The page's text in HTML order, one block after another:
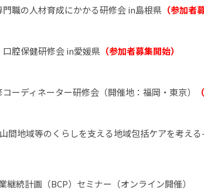
職の人材育成にかかる研修会 in島根県 （参加者
腔保健研修会 in愛媛県 （参加者募集開始）
ーディネーター研修会（開催地：福岡・東京）
間地域等のくらしを支える地域包括ケアを考え
継続計画（BCP）セミナー（オンライン開催）